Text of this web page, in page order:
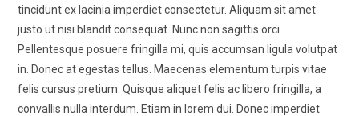
tincidunt ex lacinia imperdiet consectetur. Aliquam sit amet
justo ut nisi blandit consequat. Nunc non sagittis orci.
Pellentesque posuere fringilla mi, quis accumsan ligula volutpat
in. Donec at egestas tellus. Maecenas elementum turpis vitae
felis cursus pretium. Quisque aliquet felis ac libero fringilla, a
convallis nulla interdum. Etiam in lorem dui. Donec imperdiet